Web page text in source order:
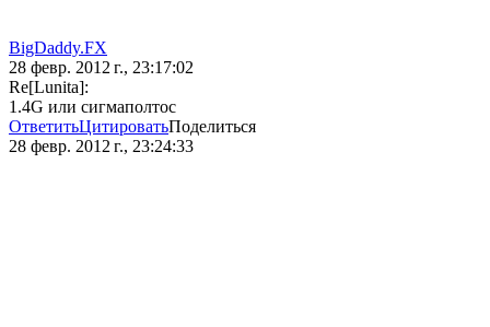
BigDaddy.FX
28 февр. 2012 г., 23:17:02
Re[Lunita]:
1.4G или сигмаполтос
ОтветитьЦитироватьПоделиться
28 февр. 2012 г., 23:24:33